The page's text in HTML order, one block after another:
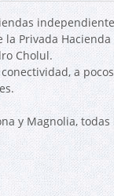
Privada Hacienda
Cholul.
a
y Magnolia, todas